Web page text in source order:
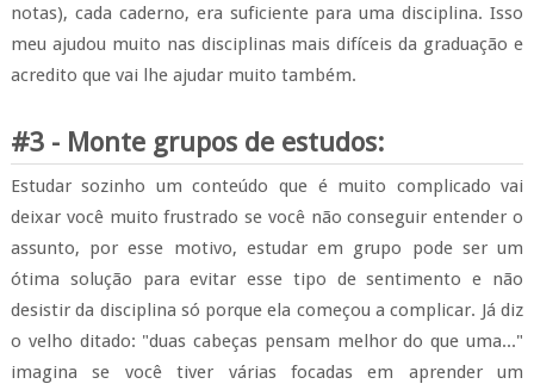
notas), cada caderno, era suficiente para uma disciplina. Isso
meu ajudou muito nas disciplinas mais difíceis da graduação e
acredito que vai lhe ajudar muito também.
#3 - Monte grupos de estudos:
Estudar sozinho um conteúdo que é muito complicado vai
deixar você muito frustrado se você não conseguir entender o
assunto, por esse motivo, estudar em grupo pode ser um
ótima solução para evitar esse tipo de sentimento e não
desistir da disciplina só porque ela começou a complicar. Já diz
o velho ditado: "duas cabeças pensam melhor do que uma..."
imagina se você tiver várias focadas em aprender um